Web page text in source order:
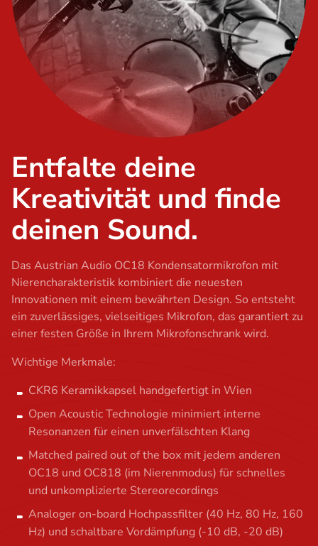
Entfalte deine
Kreativität und finde
deinen Sound.
Das Austrian Audio OC18 Kondensatormikrofon mit
Nierencharakteristik kombiniert die neuesten
Innovationen mit einem bewährten Design. So entsteht
ein zuverlässiges, vielseitiges Mikrofon, das garantiert zu
einer festen Größe in Ihrem Mikrofonschrank wird.
Wichtige Merkmale:
CKR6 Keramikkapsel handgefertigt in Wien
Open Acoustic Technologie minimiert interne
Resonanzen für einen unverfälschten Klang
Matched paired out of the box mit jedem anderen
OC18 und OC818 (im Nierenmodus) für schnelles
und unkomplizierte Stereorecordings
Analoger on-board Hochpassfilter (40 Hz, 80 Hz, 160
Hz) und schaltbare Vordämpfung (-10 dB, -20 dB)